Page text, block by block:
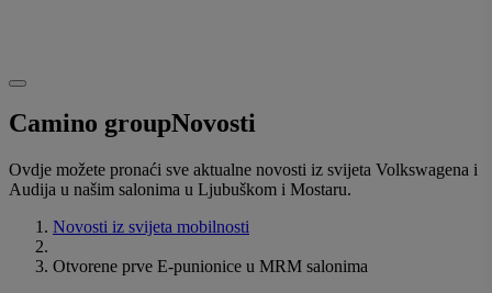
Camino groupNovosti
Ovdje možete pronaći sve aktualne novosti iz svijeta Volkswagena i
Audija u našim salonima u Ljubuškom i Mostaru.
Novosti iz svijeta mobilnosti
Otvorene prve E-punionice u MRM salonima